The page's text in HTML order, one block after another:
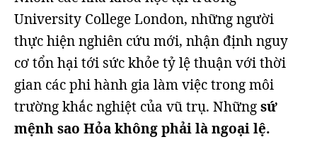
University College London, những người
thực hiện nghiên cứu mới, nhận định nguy
cơ tổn hại tới sức khỏe tỷ lệ thuận với thời
gian các phi hành gia làm việc trong môi
trường khắc nghiệt của vũ trụ. Nhữngsứ
mệnh sao Hỏa không phải là ngoại lệ.